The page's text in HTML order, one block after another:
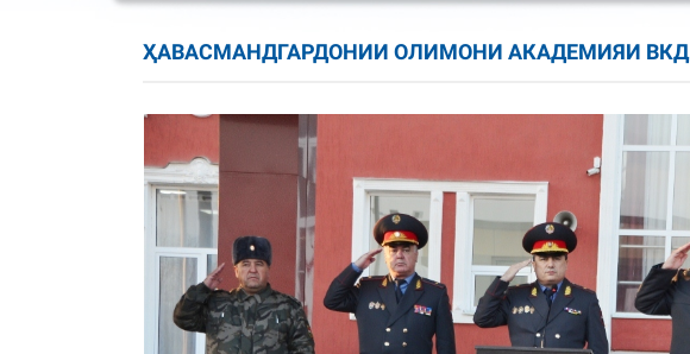
ҲАВАСМАНДГАРДОНИИ ОЛИМОНИ АКАДЕМИЯИ ВКД